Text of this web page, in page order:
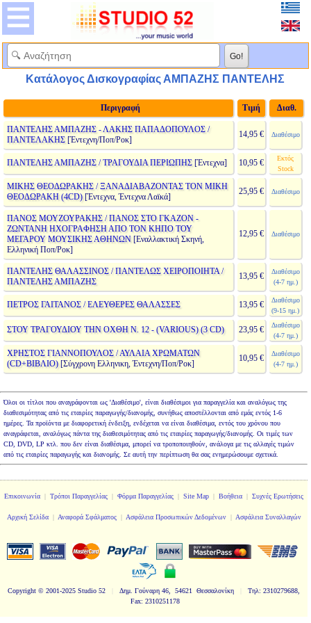
Κατάλογος Δισκογραφίας ΑΜΠΑΖΗΣ ΠΑΝΤΕΛΗΣ
Περιγραφή Τιμή Διαθ.
ΠΑΝΤΕΛΗΣ ΑΜΠΑΖΗΣ - ΛΑΚΗΣ ΠΑΠΑΔΟΠΟΥΛΟΣ /
ΠΑΝΤΕΛΑΚΗΣ [Έντεχνη/Ποπ/Ροκ]
14,95 € Διαθέσιμο
ΠΑΝΤΕΛΗΣ ΑΜΠΑΖΗΣ / ΤΡΑΓΟΥΔΙΑ ΠΕΡΙΩΠΗΣ [Έντεχνα] 10,95 €
Εκτός
Stock
ΜΙΚΗΣ ΘΕΟΔΩΡΑΚΗΣ / ΞΑΝΑΔΙΑΒΑΖΟΝΤΑΣ ΤΟΝ ΜΙΚΗ
ΘΕΟΔΩΡΑΚΗ (4CD)[Έντεχνα, Έντεχνα Λαϊκά]
25,95 € Διαθέσιμο
ΠΑΝΟΣ ΜΟΥΖΟΥΡΑΚΗΣ / ΠΑΝΟΣ ΣΤΟ ΓΚΑΖΟΝ -
ΖΩΝΤΑΝΗ ΗΧΟΓΡΑΦΗΣΗ ΑΠΟ ΤΟΝ ΚΗΠΟ ΤΟΥ
ΜΕΓΑΡΟΥ ΜΟΥΣΙΚΗΣ ΑΘΗΝΩΝ [Εναλλακτική Σκηνή,
Ελληνική Ποπ/Ροκ]
12,95 € Διαθέσιμο
ΠΑΝΤΕΛΗΣ ΘΑΛΑΣΣΙΝΟΣ / ΠΑΝΤΕΛΩΣ ΧΕΙΡΟΠΟΙΗΤΑ /
ΠΑΝΤΕΛΗΣ ΑΜΠΑΖΗΣ
13,95 €
Διαθέσιμο
(4-7 ημ.)
ΠΕΤΡΟΣ ΓΑΙΤΑΝΟΣ / ΕΛΕΥΘΕΡΕΣ ΘΑΛΑΣΣΕΣ 13,95 €
Διαθέσιμο
(9-15 ημ.)
ΣΤΟΥ ΤΡΑΓΟΥΔΙΟΥ ΤΗΝ ΟΧΘΗ Ν. 12 - (VARIOUS) (3 CD) 23,95 €
Διαθέσιμο
(4-7 ημ.)
ΧΡΗΣΤΟΣ ΓΙΑΝΝΟΠΟΥΛΟΣ / ΑΥΛΑΙΑ ΧΡΩΜΑΤΩΝ
(CD+ΒΙΒΛΙΟ)[Σύγχρονη Ελληνικη, Έντεχνη/Ποπ/Ροκ]
10,95 €
Διαθέσιμο
(4-7 ημ.)
Όλοι οι τίτλοι που αναγράφονται ως 'Διαθέσιμο', είναι διαθέσιμοι για παραγγελία και αναλόγως της
διαθεσιμότητας από τις εταιρίες παραγωγής/διανομής, συνήθως αποστέλλονται από εμάς εντός 1-6
ημέρες. Τα προϊόντα με διαφορετική ένδειξη, ενδέχεται να είναι διαθέσιμα, εντός του χρόνου που
αναγράφεται, αναλόγως πάντα της διαθεσιμότητας από τις εταιρίες παραγωγής/διανομής. Οι τιμές των
CD, DVD, LP κτλ. που δεν είναι διαθέσιμα, μπορεί να τροποποιηθούν, ανάλογα με τις αλλαγές τιμών
από τις εταιρίες παραγωγής και διανομής. Σε αυτή την περίπτωση θα σας ενημερώσουμε σχετικά.
Επικοινωνία | Τρόποι Παραγγελίας | Φόρμα Παραγγελίας | Site Map | Βοήθεια | Συχνές Ερωτήσεις
Αρχική Σελίδα| Αναφορά Σφάλματος| Ασφάλεια Προσωπικών Δεδομένων| Ασφάλεια Συναλλαγών
Copyright © 2001-2025 Studio 52 Δημ. Γούναρη 46, 54621 Θεσσαλονίκη
Τηλ: 2310279688,
Fax: 2310251178